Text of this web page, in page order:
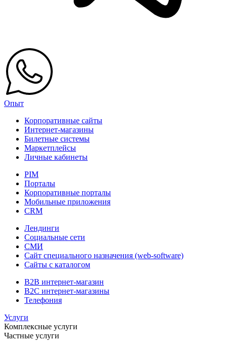
Опыт
Корпоративные сайты
Интернет-магазины
Билетные системы
Маркетплейсы
Личные кабинеты
PIM
Порталы
Корпоративные порталы
Мобильные приложения
CRM
Лендинги
Социальные сети
СМИ
Сайт специального назначения (web-software)
Сайты с каталогом
B2B интернет-магазин
B2C интернет-магазины
Телефония
Услуги
Комплексные услуги
Частные услуги